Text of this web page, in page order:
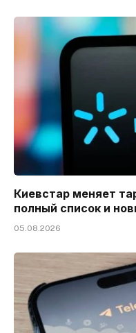
Киевстар меняет
полный список и
05.08.2026